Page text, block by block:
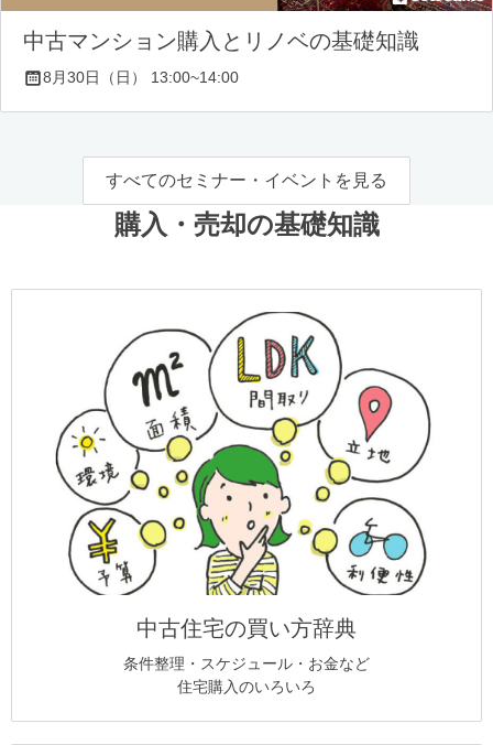
中古マンション購入とリノベの基礎知識
8月30日（日） 13:00~14:00
すべてのセミナー・イベントを見る
購入・売却の基礎知識
中古住宅の買い方辞典
条件整理・スケジュール・お金など
住宅購入のいろいろ